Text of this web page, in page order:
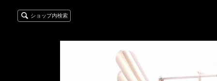
ショップ内検索